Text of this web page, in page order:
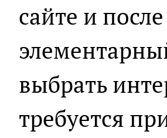
сайте и
выбрать
требуется